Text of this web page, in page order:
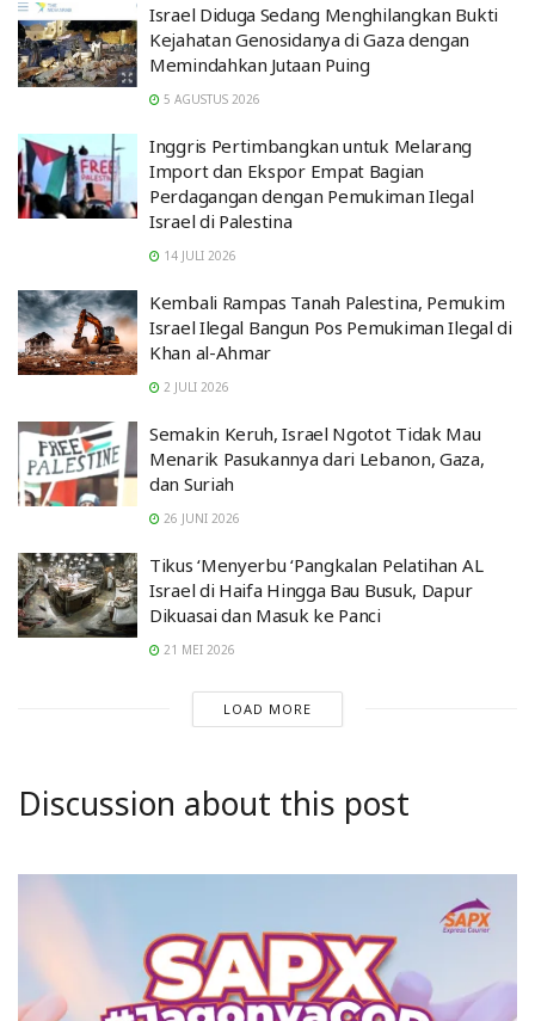
Israel Diduga Sedang Menghilangkan Bukti
Kejahatan Genosidanya di Gaza dengan
Memindahkan Jutaan Puing
5 AGUSTUS 2026
Inggris Pertimbangkan untuk Melarang
Import dan Ekspor Empat Bagian
Perdagangan dengan Pemukiman Ilegal
Israel di Palestina
14 JULI 2026
Kembali Rampas Tanah Palestina, Pemukim
Israel Ilegal Bangun Pos Pemukiman Ilegal di
Khan al-Ahmar
2 JULI 2026
Semakin Keruh, Israel Ngotot Tidak Mau
Menarik Pasukannya dari Lebanon, Gaza,
dan Suriah
26 JUNI 2026
Tikus ‘Menyerbu ‘Pangkalan Pelatihan AL
Israel di Haifa Hingga Bau Busuk, Dapur
Dikuasai dan Masuk ke Panci
21 MEI 2026
LOAD MORE
Discussion about this post